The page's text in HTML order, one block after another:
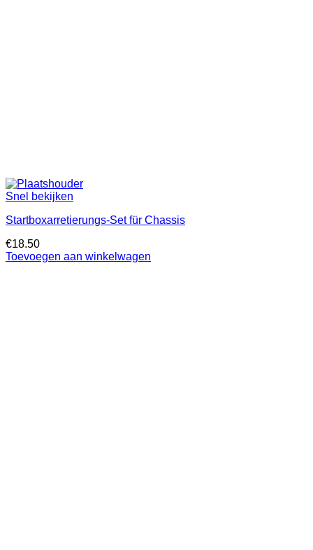
Snel bekijken
Startboxarretierungs-Set für Chassis
€18.50
Toevoegen aan winkelwagen